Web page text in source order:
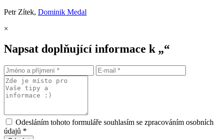
Petr Zítek, Dominik Medal
×
Napsat doplňující informace k „“
Odesláním tohoto formuláře souhlasím se zpracováním osobních
údajů *